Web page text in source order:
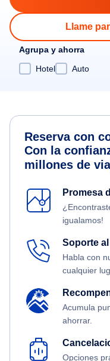
Llame
Agrupa y ahorra
Hotel
Auto
Reserva con
Con la
millones de
Promesa
igualamos!
Soporte
Habla con
cualquier
Acumula
ahorrar.
Opciones